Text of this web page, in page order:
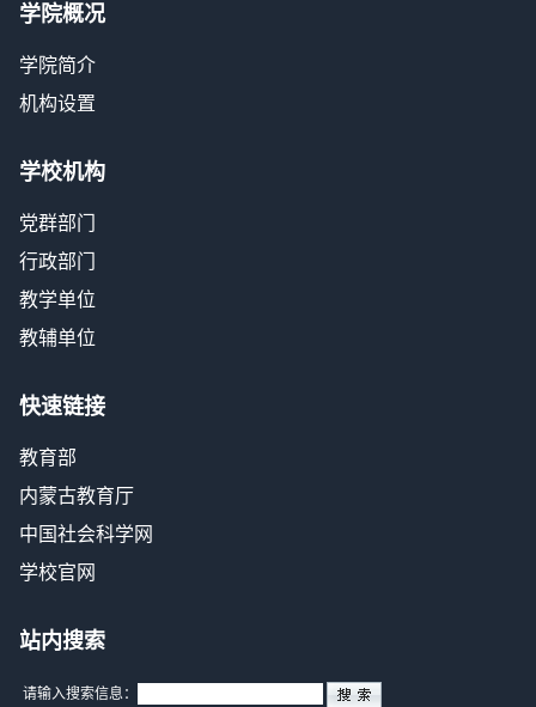
学院概况
学院简介
机构设置
学校机构
党群部门
行政部门
教学单位
教辅单位
快速链接
教育部
内蒙古教育厅
中国社会科学网
学校官网
站内搜索
请输入搜索信息：